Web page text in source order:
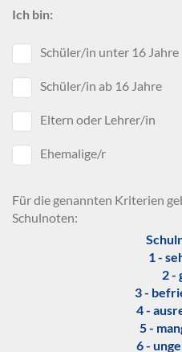
Ich bin:
Schüler/in unter 16 Jahre
Schüler/in ab 16 Jahre
Eltern oder Lehrer/in
Ehemalige/r
Für die genannten Kriterien
Schulnoten:
1 -
2 -
3 -
4 -
5 -
6 -